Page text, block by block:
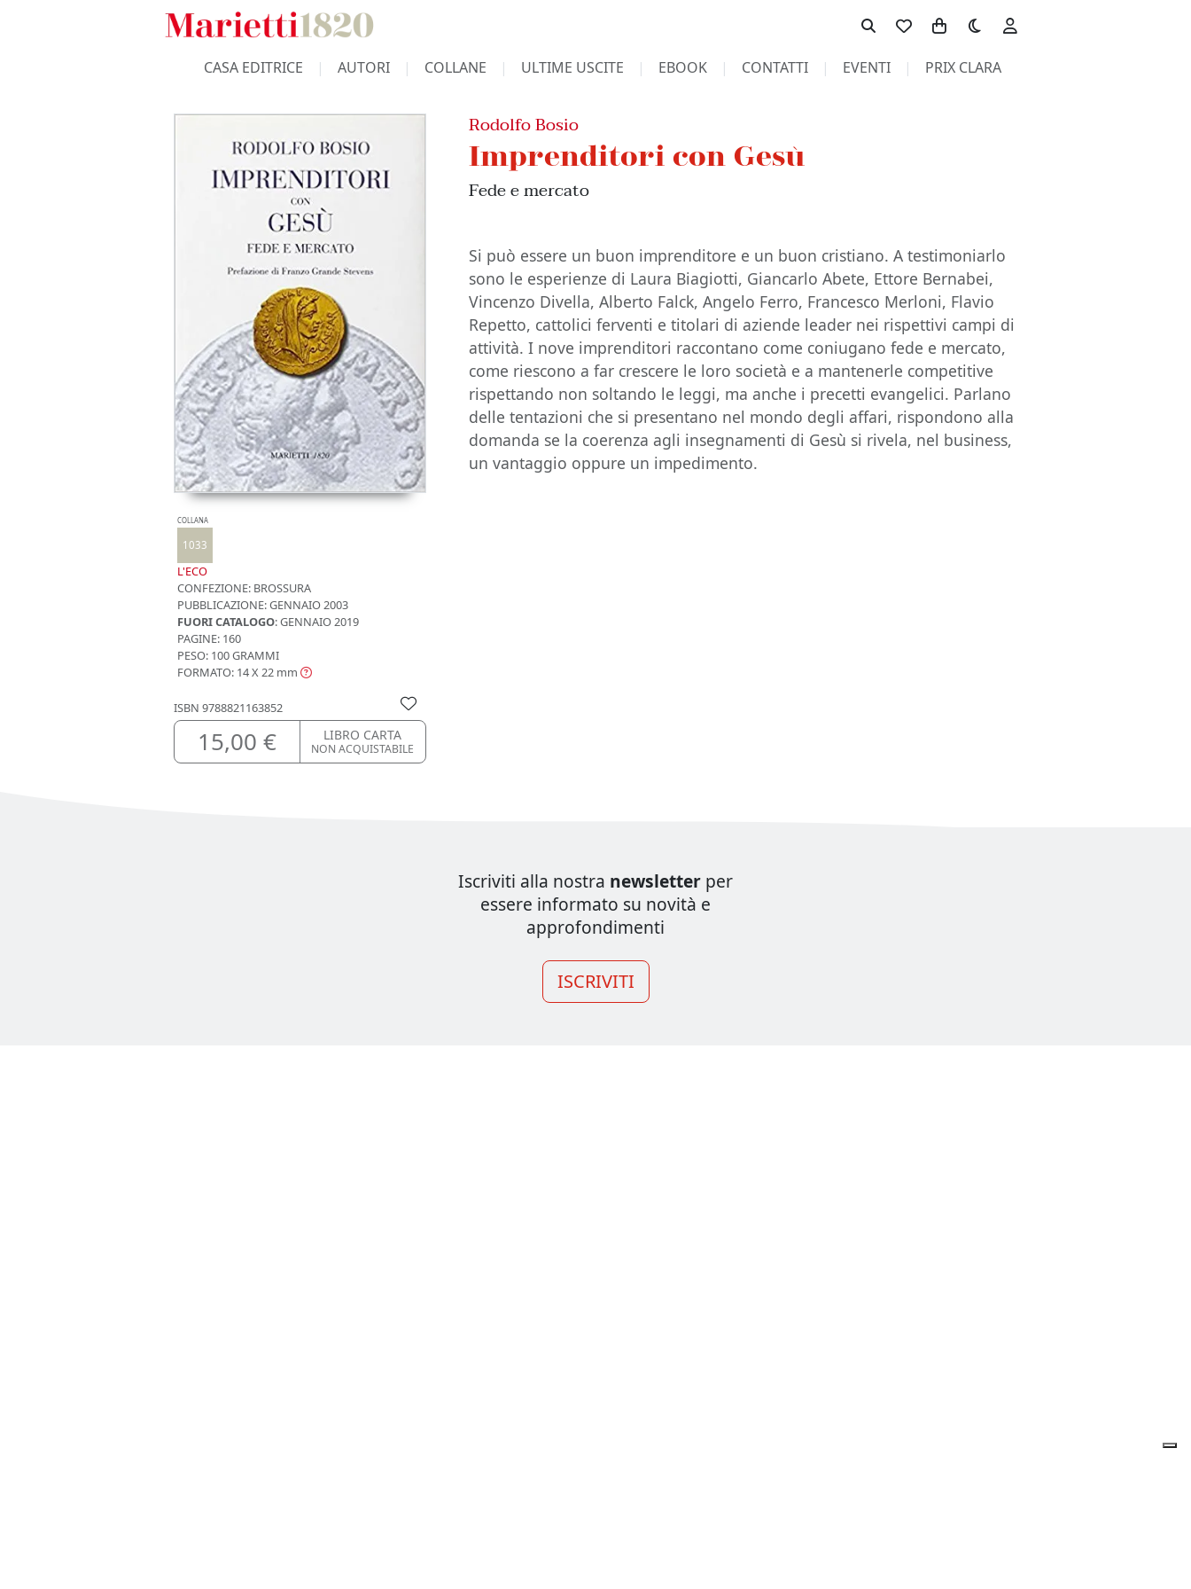
Toggle theme
CASA EDITRICE AUTORI COLLANE ULTIME USCITE EBOOK CONTATTI EVENTI PRIX CLARA
COLLANA
1033
L'ECO
CONFEZIONE: BROSSURA
PUBBLICAZIONE:GENNAIO 2003
FUORI CATALOGO: GENNAIO 2019
PAGINE: 160
PESO: 100 GRAMMI
FORMATO: 14 X 22 mm
ISBN 9788821163852
15,00 € LIBRO CARTA
NON ACQUISTABILE
Rodolfo Bosio
Imprenditori con Gesù
Fede e mercato
Si può essere un buon imprenditore e un buon cristiano. A testimoniarlo
sono le esperienze di Laura Biagiotti, Giancarlo Abete, Ettore Bernabei,
Vincenzo Divella, Alberto Falck, Angelo Ferro, Francesco Merloni, Flavio
Repetto, cattolici ferventi e titolari di aziende leader nei rispettivi campi di
attività. I nove imprenditori raccontano come coniugano fede e mercato,
come riescono a far crescere le loro società e a mantenerle competitive
rispettando non soltando le leggi, ma anche i precetti evangelici. Parlano
delle tentazioni che si presentano nel mondo degli affari, rispondono alla
domanda se la coerenza agli insegnamenti di Gesù si rivela, nel business,
un vantaggio oppure un impedimento.
Iscriviti alla nostra newsletter per
essere informato su novità e
approfondimenti
ISCRIVITI